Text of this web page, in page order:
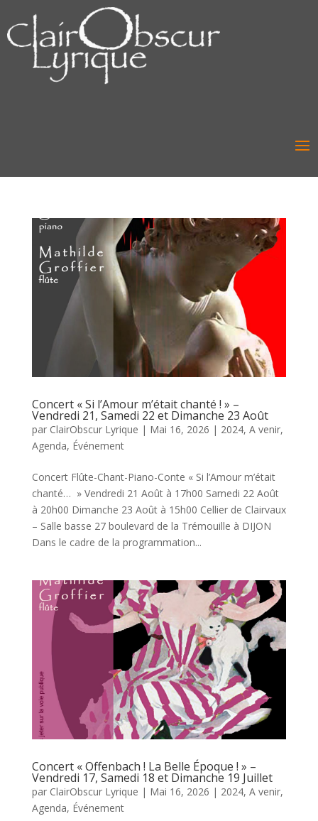
Concert « Si l’Amour m’était chanté ! » –
Vendredi 21, Samedi 22 et Dimanche 23 Août
par ClairObscur Lyrique | Mai 16, 2026 | 2024, A venir,
Agenda, Événement
Concert Flûte-Chant-Piano-Conte « Si l’Amour m’était
chanté… » Vendredi 21 Août à 17h00 Samedi 22 Août
à 20h00 Dimanche 23 Août à 15h00 Cellier de Clairvaux
– Salle basse 27 boulevard de la Trémouille à DIJON
Dans le cadre de la programmation...
Concert « Offenbach ! La Belle Époque ! » –
Vendredi 17, Samedi 18 et Dimanche 19 Juillet
par ClairObscur Lyrique | Mai 16, 2026 | 2024, A venir,
Agenda, Événement